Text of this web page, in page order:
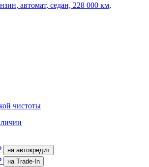
автомат, седан, 228 000 км,
чистоты
на автокредит
на Trade-In